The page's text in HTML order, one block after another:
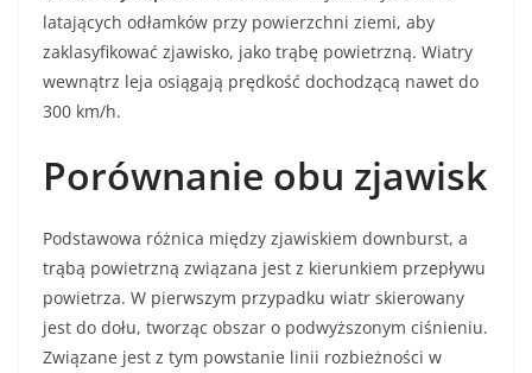
latających odłamków przy powierzchni ziemi, aby
zaklasyfikować zjawisko, jako trąbę powietrzną. Wiatry
wewnątrz leja osiągają prędkość dochodzącą nawet do
300 km/h.
Porównanie obu zjawisk
Podstawowa różnica między zjawiskiem downburst, a
trąbą powietrzną związana jest z kierunkiem przepływu
powietrza. W pierwszym przypadku wiatr skierowany
jest do dołu, tworząc obszar o podwyższonym ciśnieniu.
Związane jest z tym powstanie linii rozbieżności w